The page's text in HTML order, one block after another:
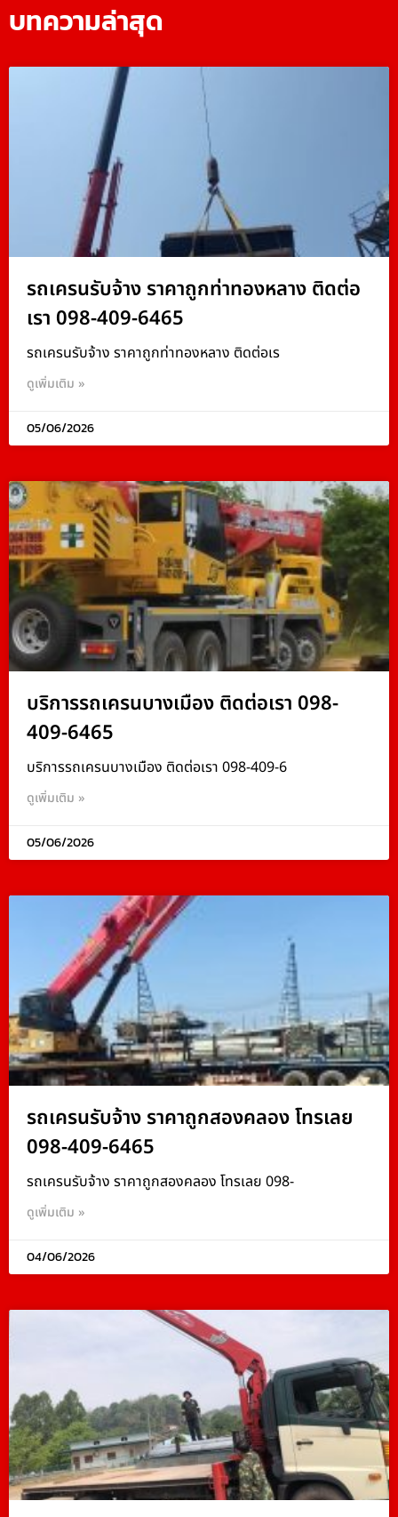
บทความล่าสุด
รถเครนรับจ้าง ราคาถูกท่าทองหลาง ติดต่อ
เรา 098-409-6465
รถเครนรับจ้าง ราคาถูกท่าทองหลาง ติดต่อเร
ดูเพิ่มเติม »
05/06/2026
บริการรถเครนบางเมือง ติดต่อเรา 098-
409-6465
บริการรถเครนบางเมือง ติดต่อเรา 098-409-6
ดูเพิ่มเติม »
05/06/2026
รถเครนรับจ้าง ราคาถูกสองคลอง โทรเลย
098-409-6465
รถเครนรับจ้าง ราคาถูกสองคลอง โทรเลย 098-
ดูเพิ่มเติม »
04/06/2026